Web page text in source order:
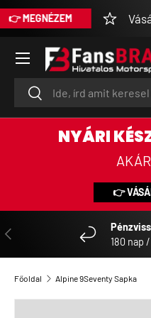
UGRÁS A TARTALOMRA
Vásárolj
Keresés
Keresés
Menü
NYÁRI
👉
ELŐZŐ
180 nap
Főoldal Alpine 9Seventy Sapka